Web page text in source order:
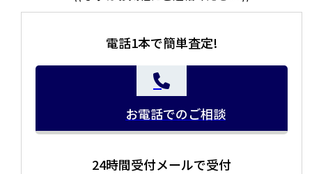
電話1本で簡単査定!
お電話でのご相談
24時間受付メールで受付